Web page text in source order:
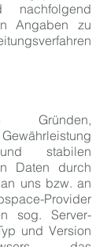
nachfolgend
Angaben zu
Gründen,
stabilen
Daten durch
uns bzw. an
Provider
sog. Server-
und Version